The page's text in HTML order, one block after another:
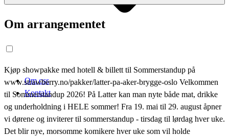
Om oss
Kontakt
Om arrangementet
Kjøp showpakke med hotell & billett til Sommerstandup på
www.strawberry.no/pakker/latter-pa-aker-brygge-oslo Velkommen
til Sommerstandup 2026! På Latter kan man nyte både mat, drikke
og underholdning i HELE sommer! Fra 19. mai til 29. august åpner
vi dørene og inviterer til sommerstandup - tirsdag til lørdag hver uke.
Det blir nye, morsomme komikere hver uke som vil holde